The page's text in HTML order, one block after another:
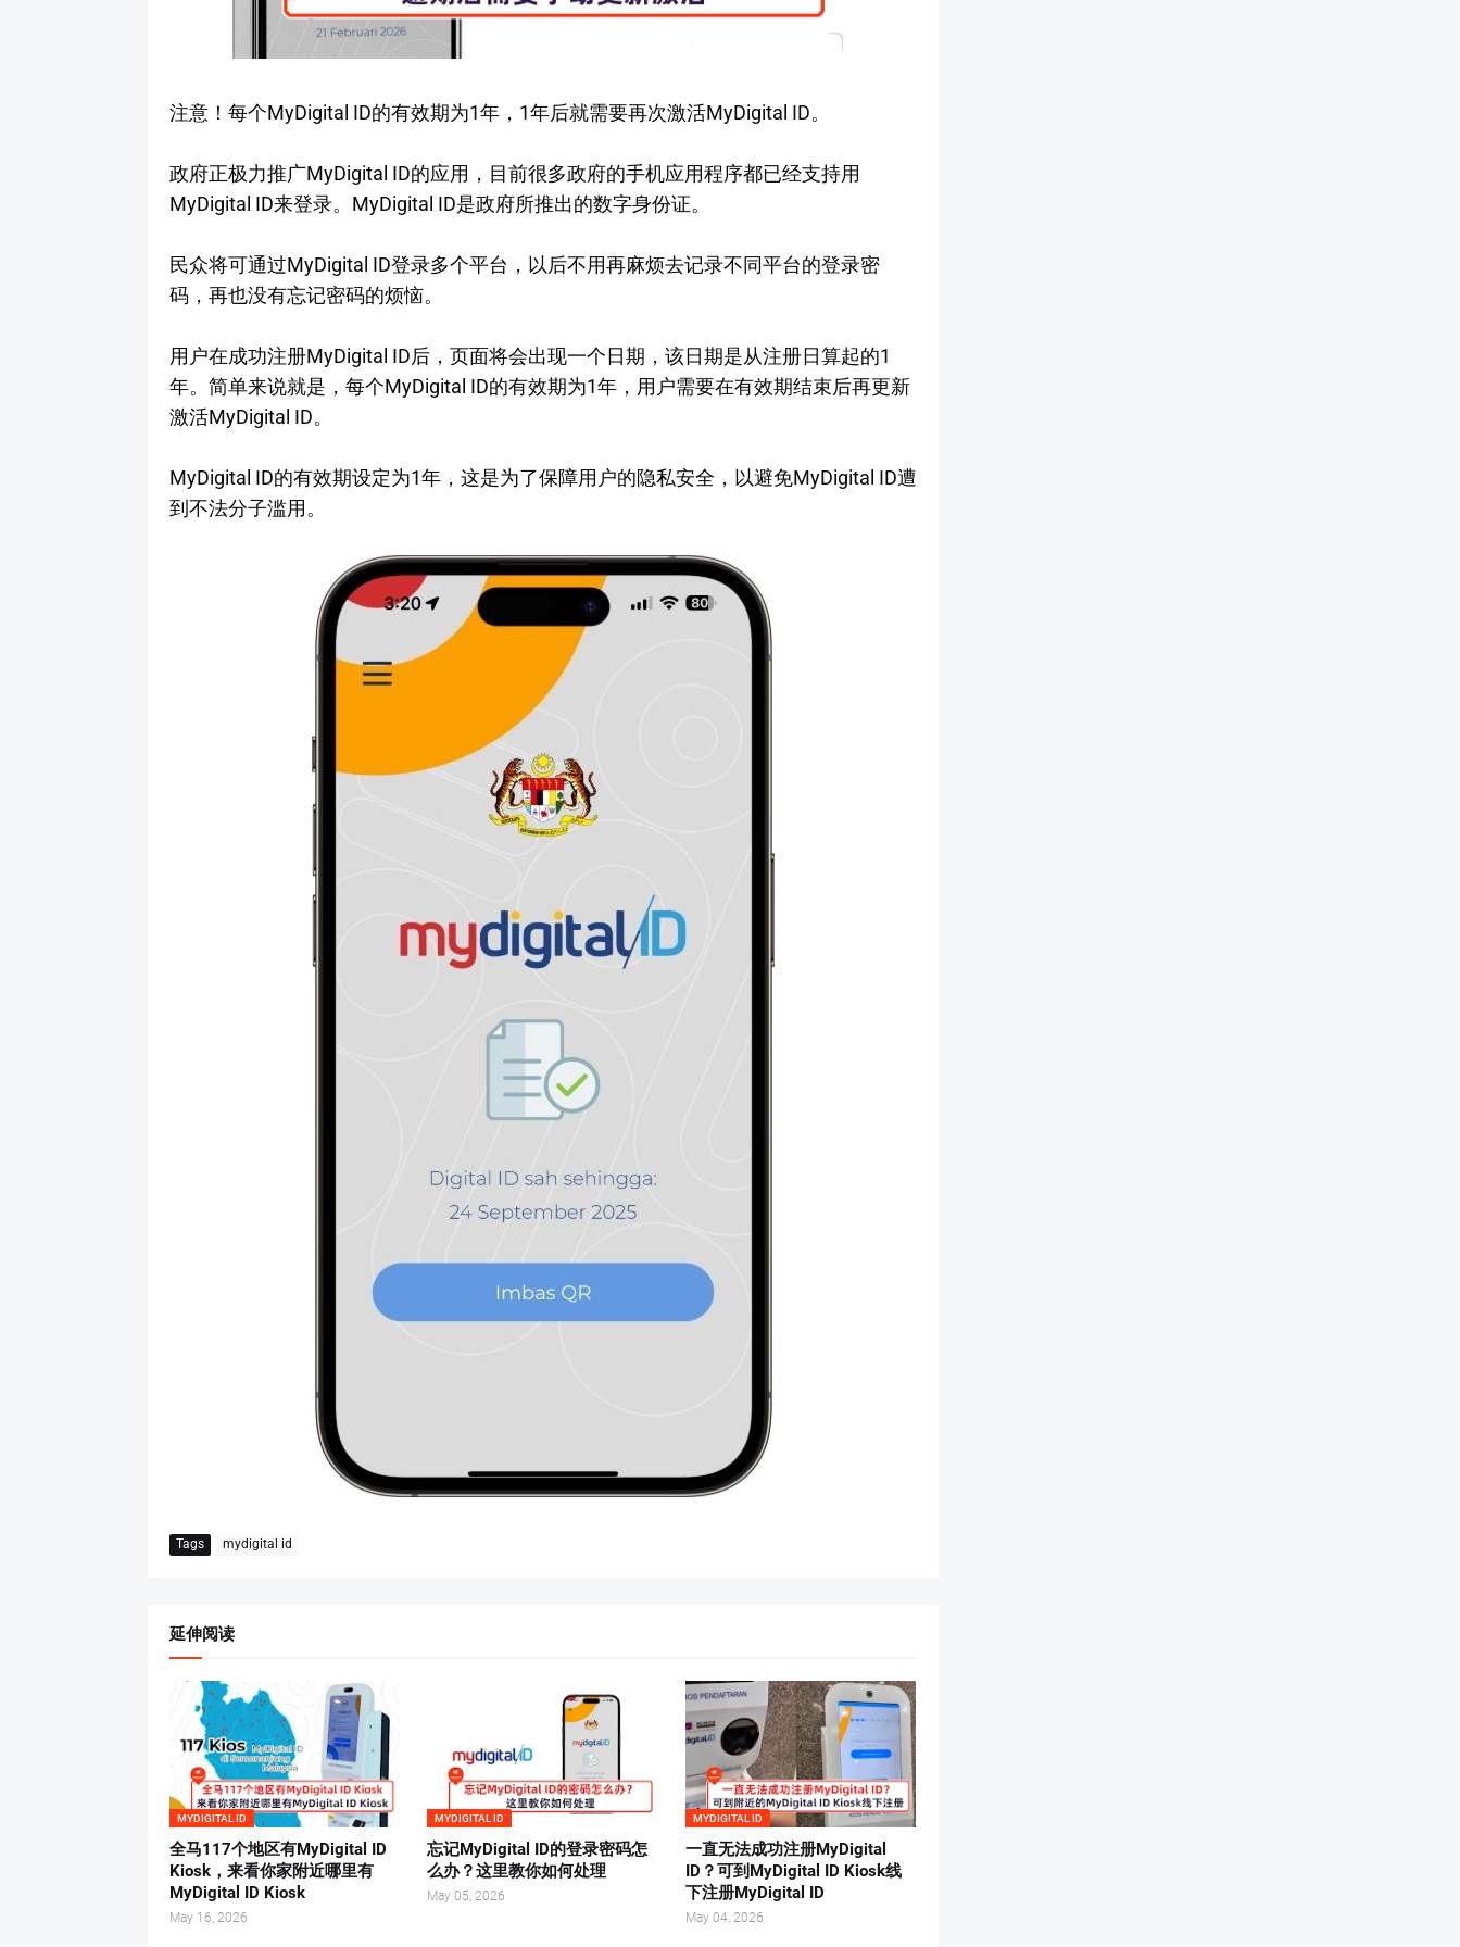
注意！每个MyDigital ID的有效期为1年，1年后就需要再次激活MyDigital ID。
政府正极力推广MyDigital ID的应用，目前很多政府的手机应用程序都已经支持用
MyDigital ID来登录。MyDigital ID是政府所推出的数字身份证。
民众将可通过MyDigital ID登录多个平台，以后不用再麻烦去记录不同平台的登录密
码，再也没有忘记密码的烦恼。
用户在成功注册MyDigital ID后，页面将会出现一个日期，该日期是从注册日算起的1
年。简单来说就是，每个MyDigital ID的有效期为1年，用户需要在有效期结束后再更新
激活MyDigital ID。
MyDigital ID的有效期设定为1年，这是为了保障用户的隐私安全，以避免MyDigital ID遭
到不法分子滥用。
Tags mydigital id
延伸阅读
MYDIGITAL ID
全马117个地区有MyDigital ID
Kiosk，来看你家附近哪里有
MyDigital ID Kiosk
May 16, 2026
MYDIGITAL ID
忘记MyDigital ID的登录密码怎
么办？这里教你如何处理
May 05, 2026
MYDIGITAL ID
一直无法成功注册MyDigital
ID？可到MyDigital ID Kiosk线
下注册MyDigital ID
May 04, 2026